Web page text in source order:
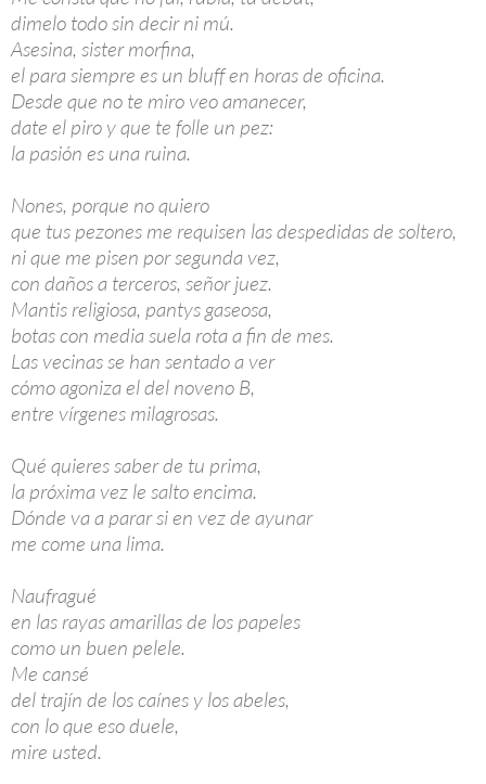
dimelo todo sin decir ni mú.
Asesina, sister morfina,
el para siempre es un bluff en horas de oficina.
Desde que no te miro veo amanecer,
date el piro y que te folle un pez:
la pasión es una ruina.
Nones, porque no quiero
que tus pezones me requisen las despedidas de soltero,
ni que me pisen por segunda vez,
con daños a terceros, señor juez.
Mantis religiosa, pantys gaseosa,
botas con media suela rota a fin de mes.
Las vecinas se han sentado a ver
cómo agoniza el del noveno B,
entre vírgenes milagrosas.
Qué quieres saber de tu prima,
la próxima vez le salto encima.
Dónde va a parar si en vez de ayunar
me come una lima.
Naufragué
en las rayas amarillas de los papeles
como un buen pelele.
Me cansé
del trajín de los caínes y los abeles,
con lo que eso duele,
mire usted.